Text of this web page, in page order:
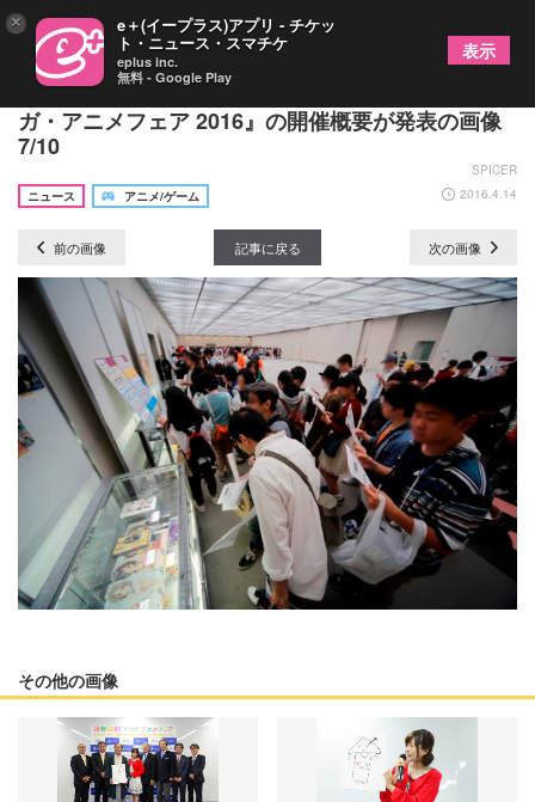
水瀬いのりが応援サポーター就任！『京都国際マン
ガ・アニメフェア 2016』の開催概要が発表の画像
7/10
SPICER
ニュース
アニメ/ゲーム 2016.4.14
前の画像 記事に戻る 次の画像
その他の画像
× e＋(イープラス)アプリ - チケッ
ト・ニュース・スマチケ
eplus inc.
無料 - Google Play
表示